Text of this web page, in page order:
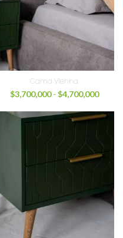
Cama Vienna
$3,700,000 - $4,700,000